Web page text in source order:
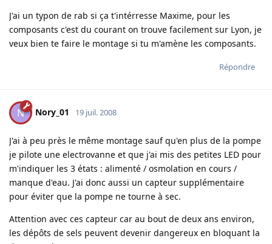
J'ai un typon de rab si ça t'intérresse Maxime, pour les
composants c'est du courant on trouve facilement sur Lyon, je
veux bien te faire le montage si tu m'amène les composants.
Répondre
N Nory_01 19 juil. 2008
J'ai à peu près le même montage sauf qu'en plus de la pompe
je pilote une electrovanne et que j'ai mis des petites LED pour
m'indiquer les 3 états : alimenté / osmolation en cours /
manque d'eau. J'ai donc aussi un capteur supplémentaire
pour éviter que la pompe ne tourne à sec.
Attention avec ces capteur car au bout de deux ans environ,
les dépôts de sels peuvent devenir dangereux en bloquant la